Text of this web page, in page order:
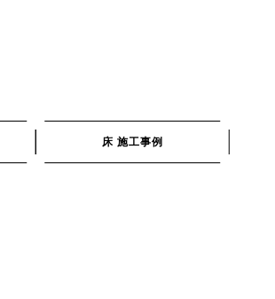
床 施工事例